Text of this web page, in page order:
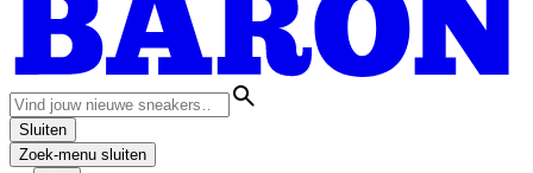
Sluiten
Zoek-menu sluiten